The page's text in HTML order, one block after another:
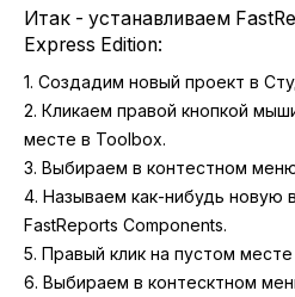
Итак - устанавливаем
Express Edition:
1. Создадим новый проект в
2. Кликаем правой кнопкой
месте в Toolbox.
3. Выбираем в контестном
4. Называем как-нибудь новую
FastReports Components.
5. Правый клик на пустом
6. Выбираем в контесктном